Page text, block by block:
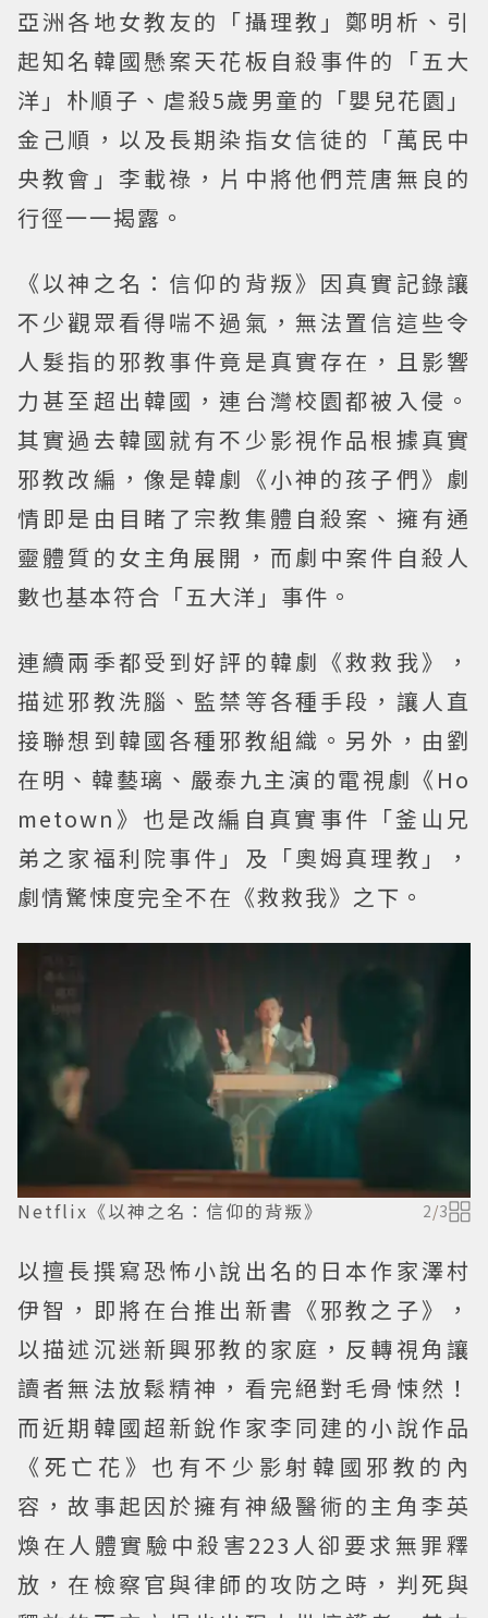
亞洲各地女教友的「攝理教」鄭明析、引
起知名韓國懸案天花板自殺事件的「五大
洋」朴順子、虐殺5歲男童的「嬰兒花園」
金己順，以及長期染指女信徒的「萬民中
央教會」李載祿，片中將他們荒唐無良的
行徑一一揭露。
《以神之名：信仰的背叛》因真實記錄讓
不少觀眾看得喘不過氣，無法置信這些令
人髮指的邪教事件竟是真實存在，且影響
力甚至超出韓國，連台灣校園都被入侵。
其實過去韓國就有不少影視作品根據真實
邪教改編，像是韓劇《小神的孩子們》劇
情即是由目睹了宗教集體自殺案、擁有通
靈體質的女主角展開，而劇中案件自殺人
數也基本符合「五大洋」事件。
連續兩季都受到好評的韓劇《救救我》，
描述邪教洗腦、監禁等各種手段，讓人直
接聯想到韓國各種邪教組織。另外，由劉
在明、韓藝璃、嚴泰九主演的電視劇《Ho
metown》也是改編自真實事件「釜山兄
弟之家福利院事件」及「奧姆真理教」，
劇情驚悚度完全不在《救救我》之下。
Netflix《以神之名：信仰的背叛》 2/3
以擅長撰寫恐怖小說出名的日本作家澤村
伊智，即將在台推出新書《邪教之子》，
以描述沉迷新興邪教的家庭，反轉視角讓
讀者無法放鬆精神，看完絕對毛骨悚然！
而近期韓國超新銳作家李同建的小說作品
《死亡花》也有不少影射韓國邪教的內
容，故事起因於擁有神級醫術的主角李英
煥在人體實驗中殺害223人卻要求無罪釋
放，在檢察官與律師的攻防之時，判死與